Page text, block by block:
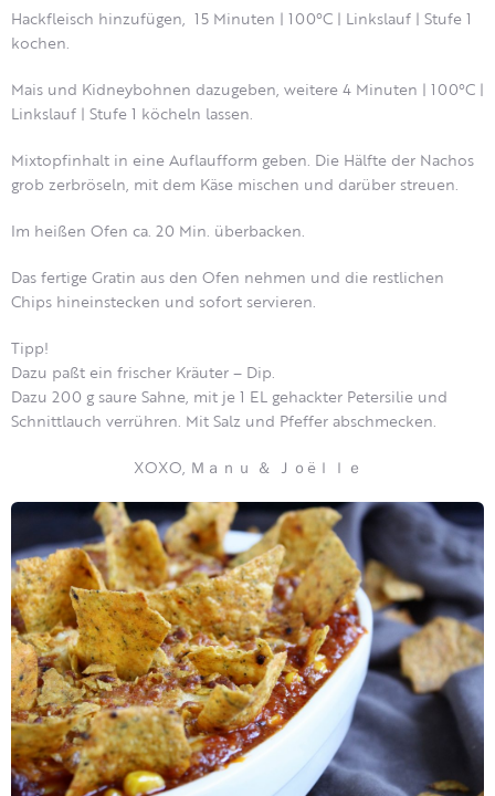
Hackfleisch hinzufügen, 15 Minuten | 100°C | Linkslauf | Stufe 1
kochen.
Mais und Kidneybohnen dazugeben, weitere 4 Minuten | 100°C |
Linkslauf | Stufe 1 köcheln lassen.
Mixtopfinhalt in eine Auflaufform geben. Die Hälfte der Nachos
grob zerbröseln, mit dem Käse mischen und darüber streuen.
Im heißen Ofen ca. 20 Min. überbacken.
Das fertige Gratin aus den Ofen nehmen und die restlichen
Chips hineinstecken und sofort servieren.
Tipp!
Dazu paßt ein frischer Kräuter – Dip.
Dazu 200 g saure Sahne, mit je 1 EL gehackter Petersilie und
Schnittlauch verrühren. Mit Salz und Pfeffer abschmecken.
XOXO, Ｍａｎｕ ＆ Ｊｏëｌｌｅ